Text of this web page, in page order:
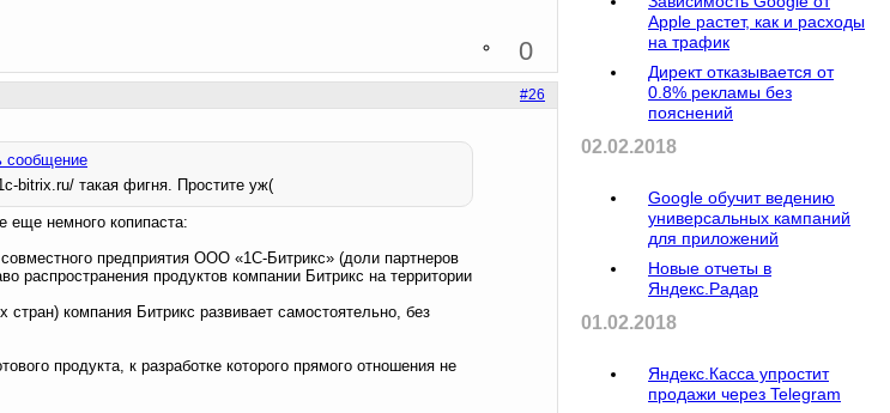
0
#26
bitrix.ru/ такая фигня. Простите уж(
еще немного копипаста:
предприятия ООО «1С-Битрикс» (доли партнеров
распространения продуктов компании Битрикс на территории
компания Битрикс развивает самостоятельно, без
продукта, к разработке которого прямого отношения не
Apple растет, как и расходы
на трафик
Директ отказывается от
0.8% рекламы без
пояснений
02.02.2018
Google обучит ведению
универсальных кампаний
для приложений
Новые отчеты в
Яндекс.Радар
01.02.2018
Яндекс.Касса упростит
продажи через Telegram